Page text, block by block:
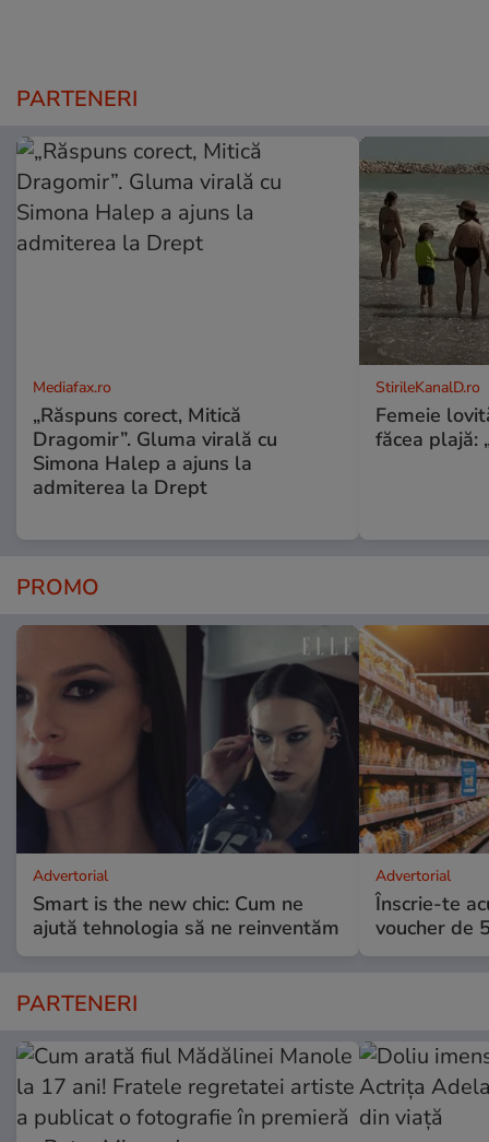
PARTENERI
Mediafax.ro
„Răspuns corect, Mitică
Dragomir”. Gluma virală cu
Simona Halep a ajuns la
admiterea la Drept
StirileKanalD.ro
Femeie
făcea plajă:
PROMO
Advertorial
Smart is the new chic: Cum ne
ajută tehnologia să ne reinventăm
Advertorial
Înscrie-te
voucher de
PARTENERI